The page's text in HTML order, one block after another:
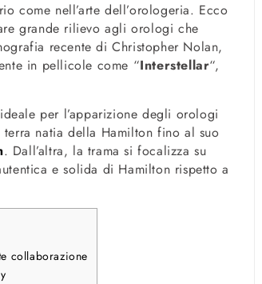
come nell’arte dell’orologeria. Ecco
grande rilievo agli orologi che
recente di Christopher Nolan,
in pellicole come “Interstellar“,
per l’apparizione degli orologi
terra natia della Hamilton fino al suo
. Dall’altra, la trama si focalizza su
e solida di Hamilton rispetto a
collaborazione